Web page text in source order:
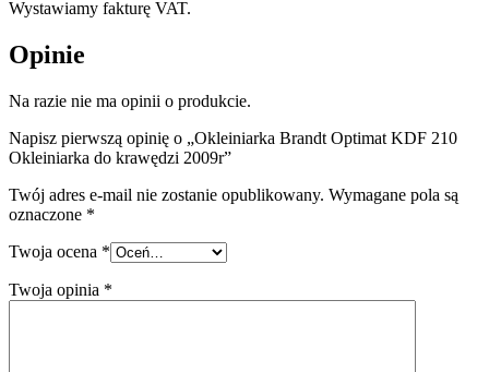
Wystawiamy fakturę VAT.
Opinie
Na razie nie ma opinii o produkcie.
Napisz pierwszą opinię o „Okleiniarka Brandt Optimat KDF 210
Okleiniarka do krawędzi 2009r”
Twój adres e-mail nie zostanie opublikowany. Wymagane pola są
oznaczone *
Twoja ocena *
Twoja opinia *